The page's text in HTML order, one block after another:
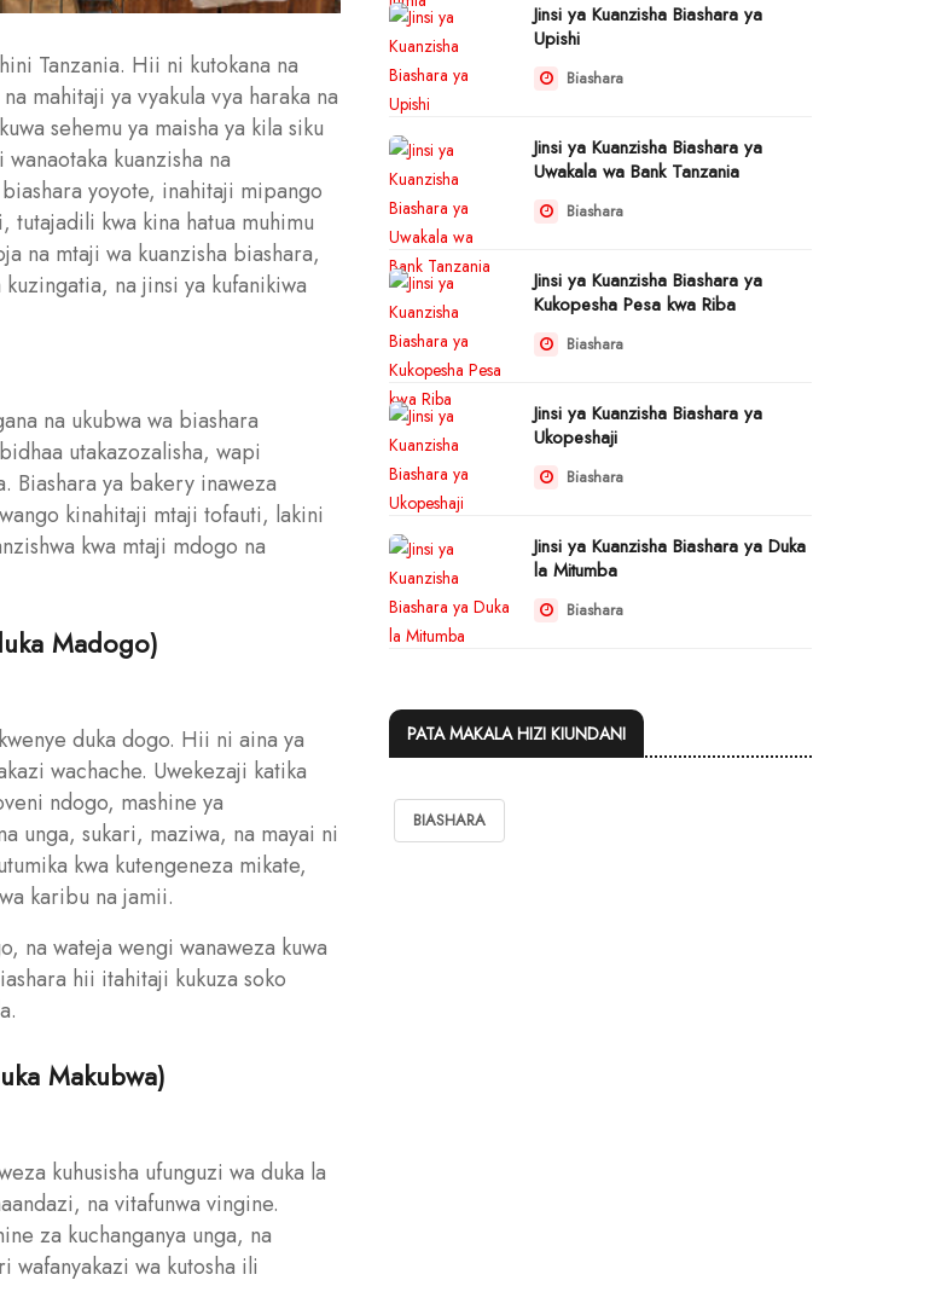
Tanzania. Hii ni kutokana na
mahitaji ya vyakula vya haraka na
sehemu ya maisha ya kila siku
kuanzisha na
yoyote, inahitaji mipango
tutajadili kwa kina hatua muhimu
na mtaji wa kuanzisha biashara,
na jinsi ya kufanikiwa
na ukubwa wa biashara
utakazozalisha, wapi
Biashara ya bakery inaweza
kinahitaji mtaji tofauti, lakini
kwa mtaji mdogo na
Madogo)
duka dogo. Hii ni aina ya
wachache. Uwekezaji katika
ndogo, mashine ya
unga, sukari, maziwa, na mayai ni
kwa kutengeneza mikate,
karibu na jamii.
na wateja wengi wanaweza kuwa
hii itahitaji kukuza soko
Makubwa)
kuhusisha ufunguzi wa duka la
na vitafunwa vingine.
za kuchanganya unga, na
wafanyakazi wa kutosha ili
Jinsi ya Kuanzisha Biashara ya
Upishi
Biashara
Jinsi ya Kuanzisha Biashara ya
Uwakala wa Bank Tanzania
Biashara
Jinsi ya Kuanzisha Biashara ya
Kukopesha Pesa kwa Riba
Biashara
Jinsi ya Kuanzisha Biashara ya
Ukopeshaji
Biashara
Jinsi ya Kuanzisha Biashara ya Duka
la Mitumba
Biashara
PATA MAKALA HIZI KIUNDANI
BIASHARA